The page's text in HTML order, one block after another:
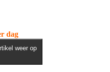
dag
weer op